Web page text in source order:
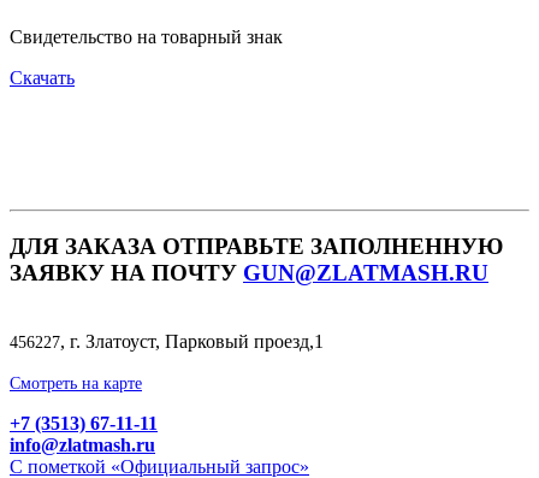
Свидетельство на товарный знак
Скачать
ДЛЯ ЗАКАЗА ОТПРАВЬТЕ ЗАПОЛНЕННУЮ
ЗАЯВКУ НА ПОЧТУ GUN@ZLATMASH.RU
456227, г. Златоуст, Парковый проезд,1
Смотреть на карте
+7 (3513) 67-11-11
info@zlatmash.ru
С пометкой «Официальный запрос»